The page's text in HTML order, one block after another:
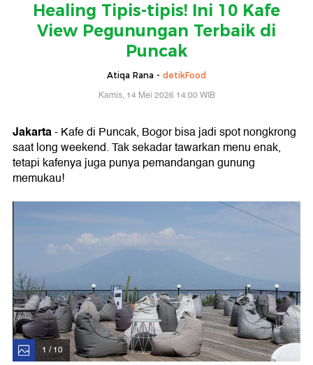
Healing Tipis-tipis! Ini 10 Kafe
View Pegunungan Terbaik di
Puncak
Atiqa Rana - detikFood
Kamis, 14 Mei 2026 14:00 WIB
Jakarta- Kafe di Puncak, Bogor bisa jadi spot nongkrong
saat long weekend. Tak sekadar tawarkan menu enak,
tetapi kafenya juga punya pemandangan gunung
memukau!
1 / 10